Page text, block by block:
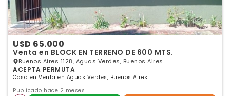
USD 65.000
Venta en BLOCK EN TERRENO DE 600 MTS.
Buenos Aires 1128, Aguas Verdes, Buenos Aires
ACEPTA PERMUTA
Casa en Venta en Aguas Verdes, Buenos Aires
Publicado hace 2 meses